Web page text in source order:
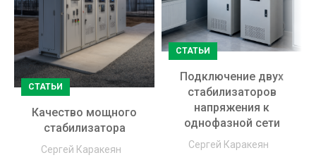
СТАТЬИ
Качество мощного
стабилизатора
Сергей Каракеян
СТАТЬИ
Подключение двух
стабилизаторов
напряжения к
однофазной сети
Сергей Каракеян